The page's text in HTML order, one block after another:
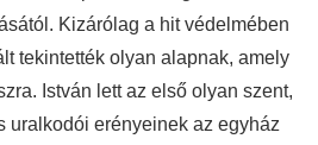
Kizárólag a hit védelmében
tekintették olyan alapnak, amely
István lett az első olyan szent,
uralkodói erényeinek az egyház